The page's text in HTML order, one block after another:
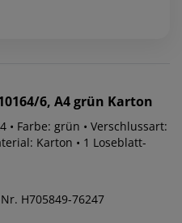
6, A4 grün Karton
• Farbe: grün • Verschlussart:
Karton • 1 Loseblatt-
H705849-76247